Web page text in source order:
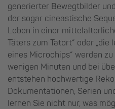
generierter Bewegtbilder
der sogar cineastische
Leben in einer
Täters zum Tatort“ oder
eines Microchips“ werden
wenigen Minuten und bei
entstehen hochwertige
Dokumentationen, Serien
lernen Sie nicht nur, was